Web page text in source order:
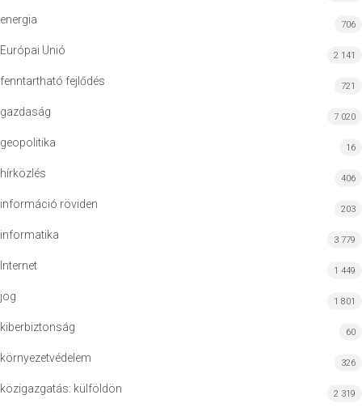
energia 706
Európai Unió 2 141
fenntartható fejlődés 721
gazdaság 7 020
geopolitika 16
hírközlés 406
információ röviden 203
informatika 3 779
Internet 1 449
jog 1 801
kiberbiztonság 60
környezetvédelem 326
közigazgatás: külföldön 2 319